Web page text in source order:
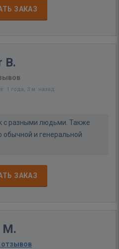
ЗАКАЗ
B.
1 года, 3 м. назад
с разными людьми. Также
обычной и генеральной
ЗАКАЗ
M.
отзывов